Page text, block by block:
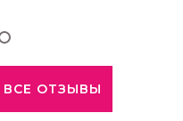
ОТЗЫВЫ